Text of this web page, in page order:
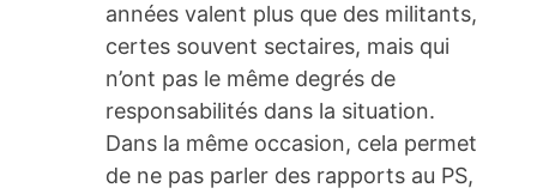
années valent plus que des militants,
certes souvent sectaires, mais qui
n’ont pas le même degrés de
responsabilités dans la situation.
Dans la même occasion, cela permet
de ne pas parler des rapports au PS,